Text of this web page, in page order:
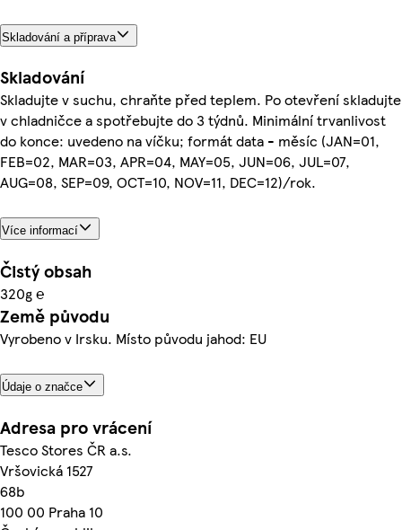
Skladování a příprava
Skladování
Skladujte v suchu, chraňte před teplem. Po otevření skladujte
v chladničce a spotřebujte do 3 týdnů. Minimální trvanlivost
do konce: uvedeno na víčku; formát data - měsíc (JAN=01,
FEB=02, MAR=03, APR=04, MAY=05, JUN=06, JUL=07,
AUG=08, SEP=09, OCT=10, NOV=11, DEC=12)/rok.
Více informací
Čistý obsah
320g ℮
Země původu
Vyrobeno v Irsku. Místo původu jahod: EU
Údaje o značce
Adresa pro vrácení
Tesco Stores ČR a.s.
Vršovická 1527
68b
100 00 Praha 10